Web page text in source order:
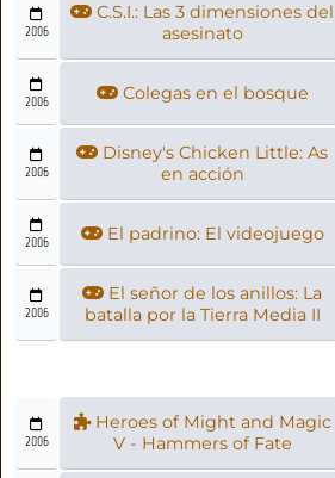
2006
C.S.I.: Las 3 dimensiones del
asesinato
2006 Colegas en el bosque
2006
Disney's Chicken Little: As
en acción
2006 El padrino: El videojuego
2006
El señor de los anillos: La
batalla por la Tierra Media II
2006
Heroes of Might and Magic
V - Hammers of Fate